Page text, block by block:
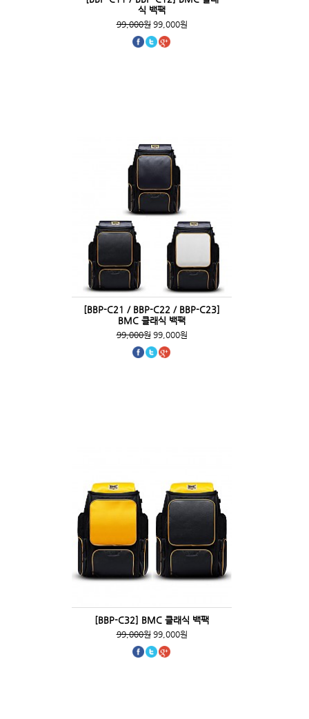
식 백팩
99,000원99,000원
[BBP-C21 / BBP-C22 / BBP-C23]
BMC 클래식 백팩
99,000원99,000원
[BBP-C32] BMC 클래식 백팩
99,000원99,000원